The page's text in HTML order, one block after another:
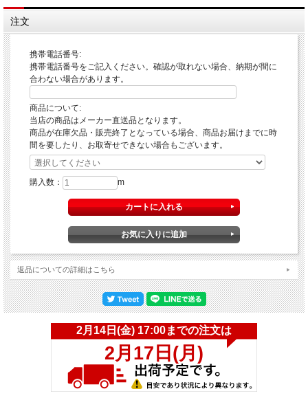
注文
携帯電話番号:
携帯電話番号をご記入ください。確認が取れない場合、納期が間に
合わない場合があります。
商品について:
当店の商品はメーカー直送品となります。
商品が在庫欠品・販売終了となっている場合、商品お届けまでに時
間を要したり、お取寄せできない場合もございます。
購入数： m
返品についての詳細はこちら